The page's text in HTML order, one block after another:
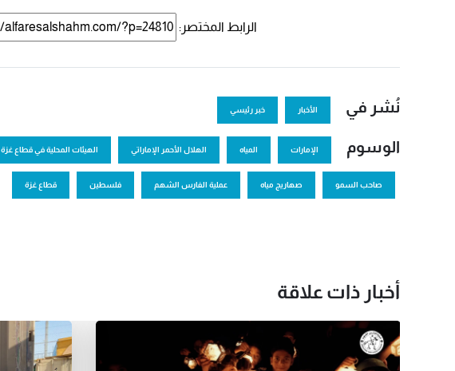
الرابط المختصر:
نُشر في الأخبار خبر رئيسي
الوسوم الإمارات المياه الهلال الأحمر الإماراتي الهيئات المحلية في قطاع غزة
صاحب السمو صهاريج مياه عملية الفارس الشهم فلسطين قطاع غزة
أخبار ذات علاقة